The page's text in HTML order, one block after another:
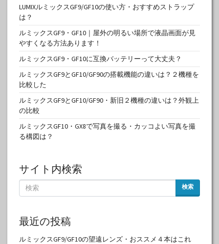
LUMIXルミックスGF9/GF10の使い方・おすすめストラップ
は？
ルミックスGF9・GF10｜屋外の明るい場所で液晶画面が見
やすくなる方法あります！
ルミックスGF9・GF10に互換バッテリーって大丈夫？
ルミックスGF9とGF10/GF90の搭載機能の違いは？２機種を
比較した
ルミックスGF9とGF10/GF90・新旧２機種の違いは？外観上
の比較
ルミックスGF10・GX8で写真を撮る・カッコよい写真を撮
る構図は？
サイト内検索
検索
最近の投稿
ルミックスGF9/GF10の望遠レンズ・おススメ４本はこれ